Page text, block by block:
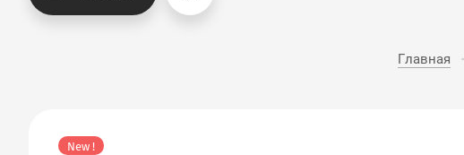
Главная
New !